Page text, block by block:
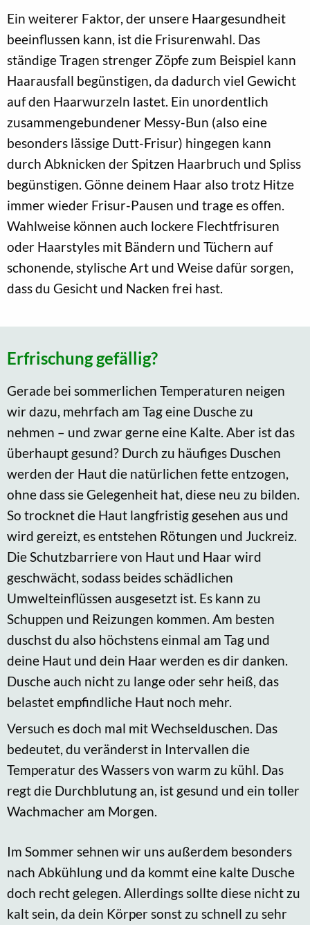
Ein weiterer Faktor, der unsere Haargesundheit
beeinflussen kann, ist die Frisurenwahl. Das
ständige Tragen strenger Zöpfe zum Beispiel kann
Haarausfall begünstigen, da dadurch viel Gewicht
auf den Haarwurzeln lastet. Ein unordentlich
zusammengebundener Messy-Bun (also eine
besonders lässige Dutt-Frisur) hingegen kann
durch Abknicken der Spitzen Haarbruch und Spliss
begünstigen. Gönne deinem Haar also trotz Hitze
immer wieder Frisur-Pausen und trage es offen.
Wahlweise können auch lockere Flechtfrisuren
oder Haarstyles mit Bändern und Tüchern auf
schonende, stylische Art und Weise dafür sorgen,
dass du Gesicht und Nacken frei hast.
Erfrischung gefällig?
Gerade bei sommerlichen Temperaturen neigen
wir dazu, mehrfach am Tag eine Dusche zu
nehmen – und zwar gerne eine Kalte. Aber ist das
überhaupt gesund? Durch zu häufiges Duschen
werden der Haut die natürlichen fette entzogen,
ohne dass sie Gelegenheit hat, diese neu zu bilden.
So trocknet die Haut langfristig gesehen aus und
wird gereizt, es entstehen Rötungen und Juckreiz.
Die Schutzbarriere von Haut und Haar wird
geschwächt, sodass beides schädlichen
Umwelteinflüssen ausgesetzt ist. Es kann zu
Schuppen und Reizungen kommen. Am besten
duschst du also höchstens einmal am Tag und
deine Haut und dein Haar werden es dir danken.
Dusche auch nicht zu lange oder sehr heiß, das
belastet empfindliche Haut noch mehr.
Versuch es doch mal mit Wechselduschen. Das
bedeutet, du veränderst in Intervallen die
Temperatur des Wassers von warm zu kühl. Das
regt die Durchblutung an, ist gesund und ein toller
Wachmacher am Morgen.
Im Sommer sehnen wir uns außerdem besonders
nach Abkühlung und da kommt eine kalte Dusche
doch recht gelegen. Allerdings sollte diese nicht zu
kalt sein, da dein Körper sonst zu schnell zu sehr